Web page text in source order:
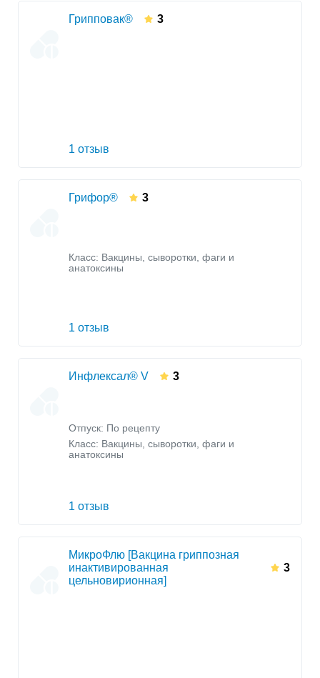
Грипповак® 3
1 отзыв
Грифор® 3
Класс: Вакцины, сыворотки, фаги и
анатоксины
1 отзыв
Инфлексал® V 3
Отпуск: По рецепту
Класс: Вакцины, сыворотки, фаги и
анатоксины
1 отзыв
МикроФлю [Вакцина гриппозная
инактивированная
цельновирионная]
3